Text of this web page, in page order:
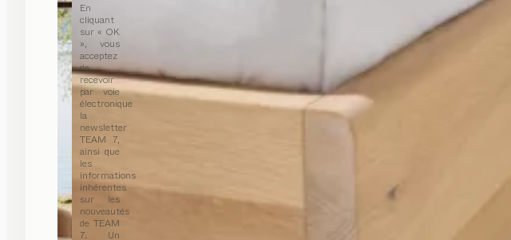
En
cliquant
sur « OK
», vous
acceptez
de
recevoir
par voie
électronique
la
newsletter
TEAM 7,
ainsi que
les
informations
inhérentes
sur les
nouveautés
de TEAM
7. Un